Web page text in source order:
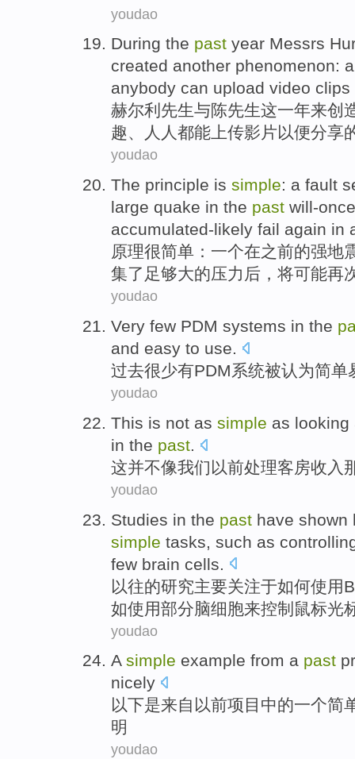
youdao
During the past year Messrs
created another phenomenon: a
anybody can upload video clips
赫尔利 先生与陈先生这一年来创
趣、 人人 都能 上传影片以便分享
youdao
The principle is simple: a fault
large quake in the past will-once
accumulated-likely fail again in
原理很简单 ： 一个在之前的强地
集了足够大的压力 后，将可能再
youdao
Very few PDM systems in the
and easy to use.
过去很少有PDM系统被认为简单
youdao
This is not as simple as looking
in the past.
这并不像我们 以前处理客房收入
youdao
Studies in the past have shown
simple tasks such as
few brain cells
以往的研究主要关注于如何使用
如使用部分 脑细胞来控制鼠标光
youdao
A simple example from a past
nicely
以下是来自 以前项目 中的一个简
明
youdao